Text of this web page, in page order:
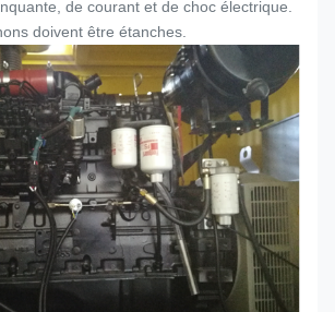
de courant et de choc électrique.
doivent être étanches.